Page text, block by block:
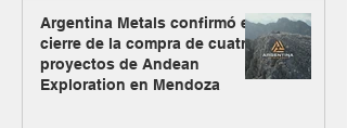
Argentina Metals confirmó el
cierre de la compra de cuatro
proyectos de Andean
Exploration en Mendoza